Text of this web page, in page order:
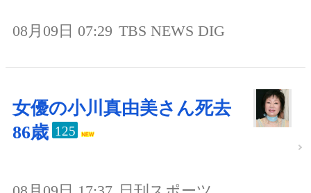
08月09日 07:29 TBS NEWS DIG
女優の小川真由美さん死去
86歳 125